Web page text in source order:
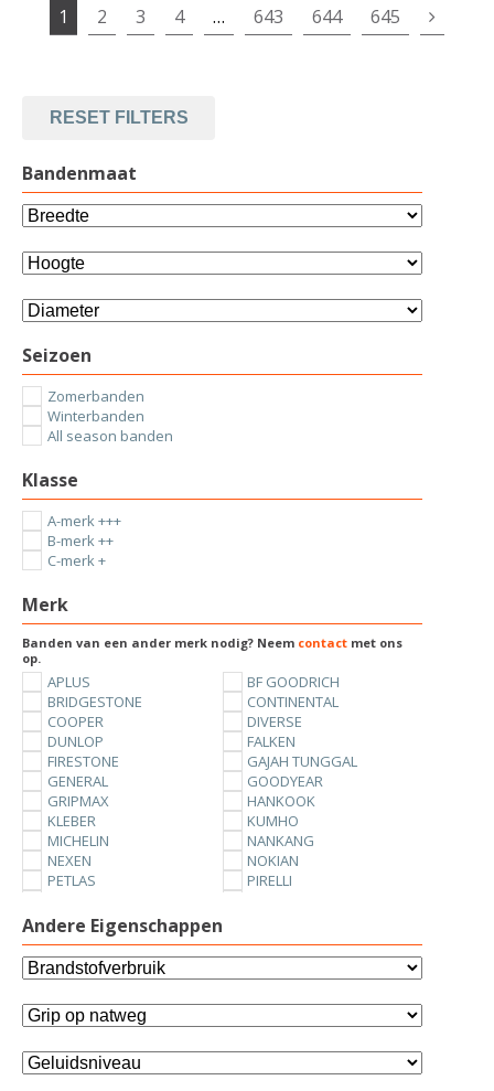
1 2 3 4 … 643 644 645
RESET FILTERS
Bandenmaat
Seizoen
Zomerbanden
Winterbanden
All season banden
Klasse
A-merk +++
B-merk ++
C-merk +
Merk
Banden van een ander merk nodig? Neem contact met ons
op.
APLUS
BF GOODRICH
BRIDGESTONE
CONTINENTAL
COOPER
DIVERSE
DUNLOP
FALKEN
FIRESTONE
GAJAH TUNGGAL
GENERAL
GOODYEAR
GRIPMAX
HANKOOK
KLEBER
KUMHO
MICHELIN
NANKANG
NEXEN
NOKIAN
PETLAS
PIRELLI
UNIROYAL
YOKOHAMA
Andere Eigenschappen